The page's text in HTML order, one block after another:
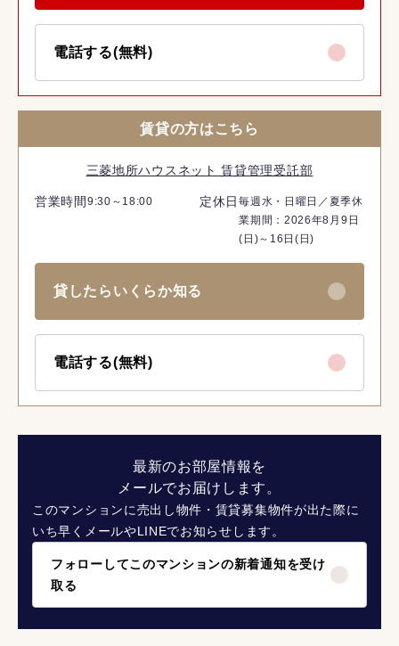
電話する(無料)
賃貸の方はこちら
三菱地所ハウスネット 賃貸管理受託部
営業時間 9:30～18:00 定休日毎週水・日曜日／夏季休
業期間：2026年8月9日
(日)～16日(日)
貸したらいくらか知る
電話する(無料)
最新のお部屋情報を
メールでお届けします。
このマンションに売出し物件・賃貸募集物件が出た際に
いち早くメールやLINEでお知らせします。
フォローしてこのマンションの新着通知を受け
取る